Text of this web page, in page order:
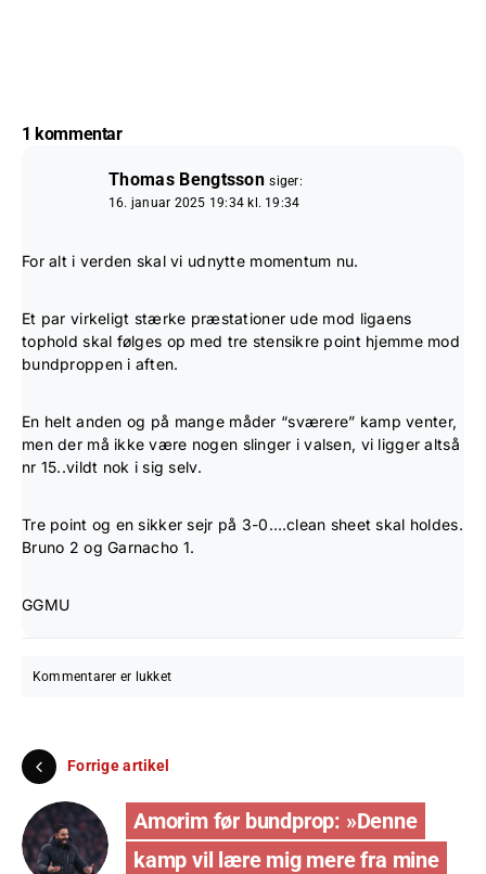
1 kommentar
Thomas Bengtsson siger:
16. januar 2025 19:34 kl. 19:34
For alt i verden skal vi udnytte momentum nu.
Et par virkeligt stærke præstationer ude mod ligaens
tophold skal følges op med tre stensikre point hjemme mod
bundproppen i aften.
En helt anden og på mange måder “sværere” kamp venter,
men der må ikke være nogen slinger i valsen, vi ligger altså
nr 15..vildt nok i sig selv.
Tre point og en sikker sejr på 3-0….clean sheet skal holdes.
Bruno 2 og Garnacho 1.
GGMU
Kommentarer er lukket
Forrige artikel
Amorim før bundprop: »Denne
kamp vil lære mig mere fra mine